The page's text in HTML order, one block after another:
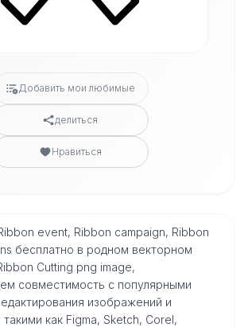
Добавить мои любимые
делиться
Нравиться
event, Ribbon campaign, Ribbon
бесплатно в родном векторном
Cutting png image,
совместимость с популярными
изображений и
как Figma, Sketch, Corel,